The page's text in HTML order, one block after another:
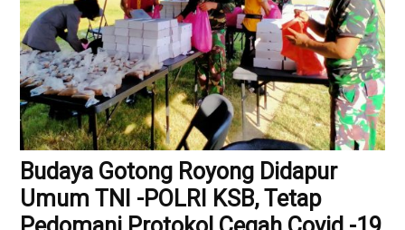
Budaya Gotong Royong Didapur
Umum TNI -POLRI KSB, Tetap